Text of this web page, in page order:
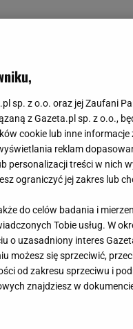
sp. z o.o. oraz jej Zaufani
z Gazeta.pl sp. z o.o.,
cookie lub inne
reklam
personalizacji treści w nich
ograniczyć jej zakres lub
do celów badania i
Tobie usług. W
o uzasadniony interes
możesz się sprzeciwić,
od zakresu sprzeciwu i
znajdziesz w